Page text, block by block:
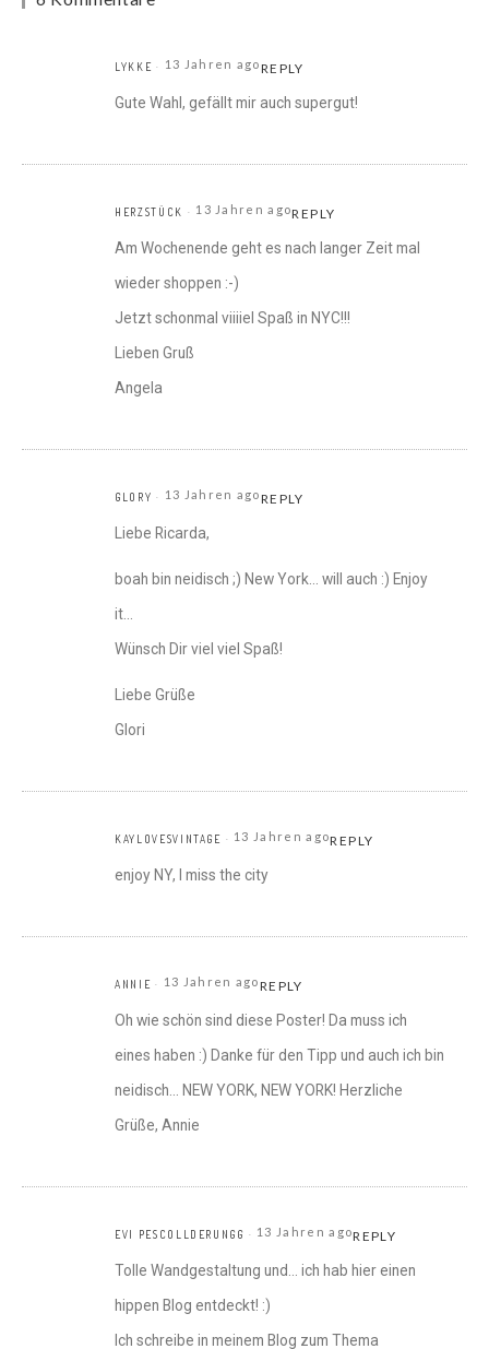
LYKKE 13 Jahren agoREPLY
Gute Wahl, gefällt mir auch supergut!
HERZSTÜCK 13 Jahren agoREPLY
Am Wochenende geht es nach langer Zeit mal
wieder shoppen :-)
Jetzt schonmal viiiiel Spaß in NYC!!!
Lieben Gruß
Angela
GLORY 13 Jahren agoREPLY
Liebe Ricarda,
boah bin neidisch ;) New York… will auch :) Enjoy
it…
Wünsch Dir viel viel Spaß!
Liebe Grüße
Glori
KAYLOVESVINTAGE 13 Jahren agoREPLY
enjoy NY, I miss the city
ANNIE 13 Jahren agoREPLY
Oh wie schön sind diese Poster! Da muss ich
eines haben :) Danke für den Tipp und auch ich bin
neidisch… NEW YORK, NEW YORK! Herzliche
Grüße, Annie
EVI PESCOLLDERUNGG 13 Jahren agoREPLY
Tolle Wandgestaltung und… ich hab hier einen
hippen Blog entdeckt! :)
Ich schreibe in meinem Blog zum Thema